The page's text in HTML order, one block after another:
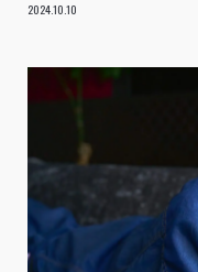
2024.10.10